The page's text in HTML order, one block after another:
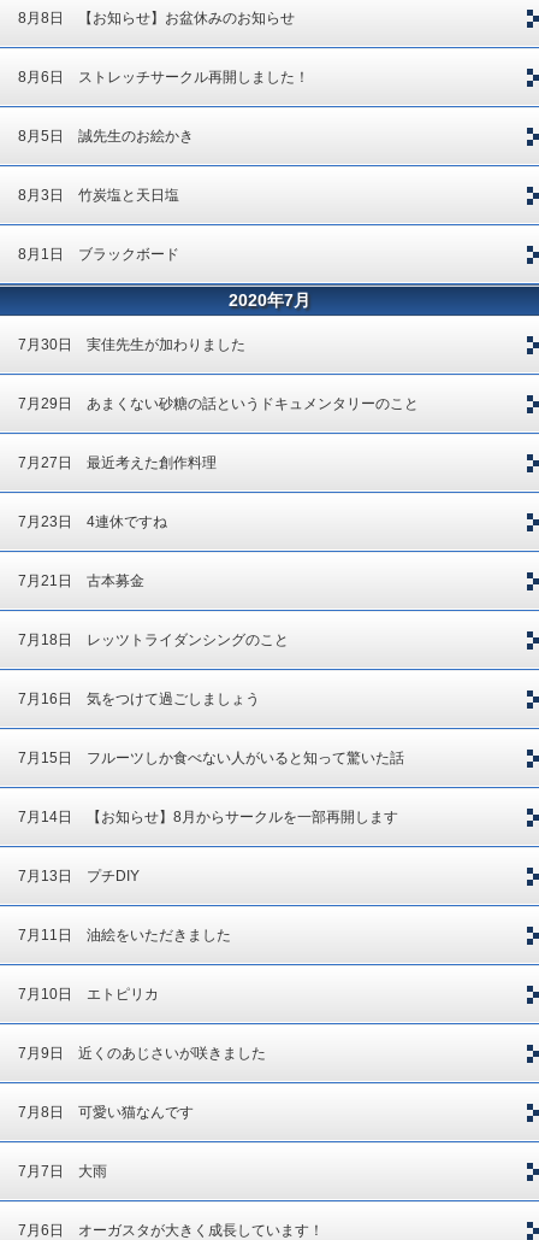
8月8日 【お知らせ】お盆休みのお知らせ
8月6日 ストレッチサークル再開しました！
8月5日 誠先生のお絵かき
8月3日 竹炭塩と天日塩
8月1日 ブラックボード
2020年7月
7月30日 実佳先生が加わりました
7月29日 あまくない砂糖の話というドキュメンタリーのこと
7月27日 最近考えた創作料理
7月23日 4連休ですね
7月21日 古本募金
7月18日 レッツトライダンシングのこと
7月16日 気をつけて過ごしましょう
7月15日 フルーツしか食べない人がいると知って驚いた話
7月14日 【お知らせ】8月からサークルを一部再開します
7月13日 プチDIY
7月11日 油絵をいただきました
7月10日 エトピリカ
7月9日 近くのあじさいが咲きました
7月8日 可愛い猫なんです
7月7日 大雨
7月6日 オーガスタが大きく成長しています！